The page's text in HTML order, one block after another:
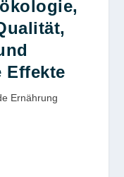
Effekte
Ernährung